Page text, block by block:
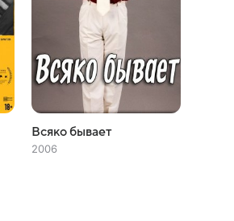
Всяко бывает
2006